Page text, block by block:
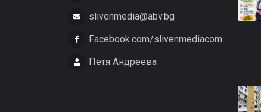
slivenmedia@abv.bg
Facebook.com/slivenmediacom
Петя Андреева